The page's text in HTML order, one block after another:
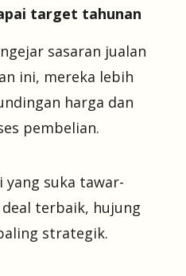
target tahunan
sasaran jualan
ini, mereka lebih
harga dan
pembelian.
yang suka tawar-
terbaik, hujung
strategik.